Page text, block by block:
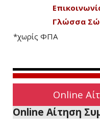
Γλώσσα
*χωρίς ΦΠΑ
Online
Online Αίτηση